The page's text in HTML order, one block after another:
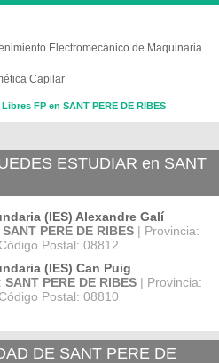
Electromecánico de Maquinaria
Capilar
FP en SANT PERE DE RIBES
ESTUDIAR en SANT
(IES) Alexandre Galí
SANT PERE DE RIBES | Provincia:
Postal: 08812
(IES) Can Puig
SANT PERE DE RIBES | Provincia:
Postal: 08810
DE SANT PERE DE